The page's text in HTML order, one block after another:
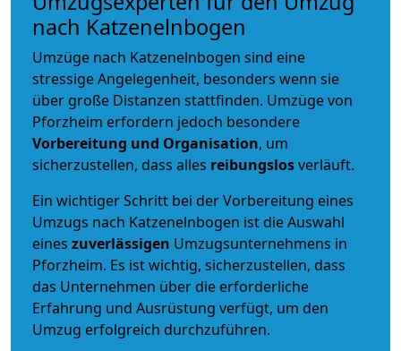
nach Katzenelnbogen
Umzüge nach Katzenelnbogen sind eine
stressige Angelegenheit, besonders wenn sie
über große Distanzen stattfinden. Umzüge von
Pforzheim erfordern jedoch besondere
Vorbereitung und Organisation, um
sicherzustellen, dass alles reibungslosverläuft.
Ein wichtiger Schritt bei der Vorbereitung eines
Umzugs nach Katzenelnbogen ist die Auswahl
eines zuverlässigen Umzugsunternehmens in
Pforzheim. Es ist wichtig, sicherzustellen, dass
das Unternehmen über die erforderliche
Erfahrung und Ausrüstung verfügt, um den
Umzug erfolgreich durchzuführen.